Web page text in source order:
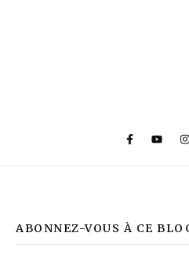
ABONNEZ-VOUS À CE